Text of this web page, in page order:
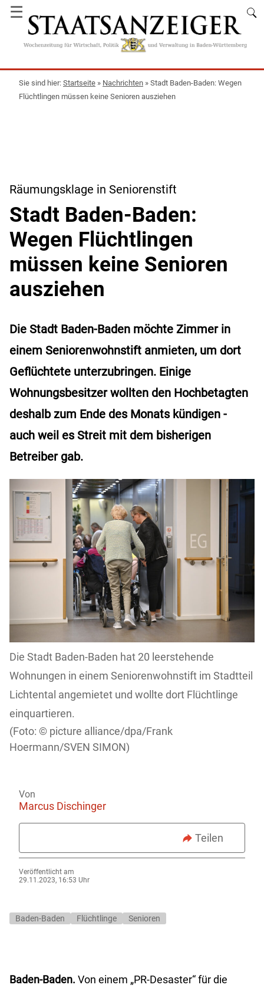
☰
Startseite » Nachrichten » Stadt Baden-Baden: Wegen
Flüchtlingen müssen keine Senioren ausziehen
Räumungsklage in Seniorenstift
Stadt Baden-Baden:
Wegen Flüchtlingen
müssen keine Senioren
ausziehen
Die Stadt Baden-Baden möchte Zimmer in
einem Seniorenwohnstift anmieten, um dort
Geflüchtete unterzubringen. Einige
Wohnungsbesitzer wollten den Hochbetagten
deshalb zum Ende des Monats kündigen -
auch weil es Streit mit dem bisherigen
Betreiber gab.
Die Stadt Baden-Baden hat 20 leerstehende
Wohnungen in einem Seniorenwohnstift im Stadtteil
Lichtental angemietet und wollte dort Flüchtlinge
einquartieren.
picture alliance/dpa/Frank
Hoermann/SVEN SIMON)
Von
Marcus Dischinger
Teilen
Veröffentlicht am
29.11.2023, 16:53 Uhr
Baden-Baden Flüchtlinge Senioren
Baden-Baden. Von einem „PR-Desaster“ für die